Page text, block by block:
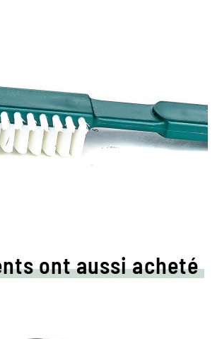
ont aussi acheté